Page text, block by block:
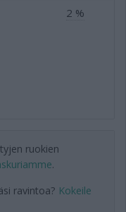
2 %
ruokien
.
ravintoa? Kokeile